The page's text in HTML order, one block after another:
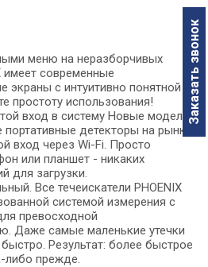
Заказать звонок
меню на неразборчивых
имеет современные
экраны с интуитивно понятной
простоту использования!
вход в систему Новые модели
детекторы на рынке,
вход через Wi-Fi. Просто
или планшет - никаких
для загрузки.
Все течеискатели PHOENIX
системой измерения с
превосходной
Даже самые маленькие утечки
Результат: более быстрое
либо прежде.